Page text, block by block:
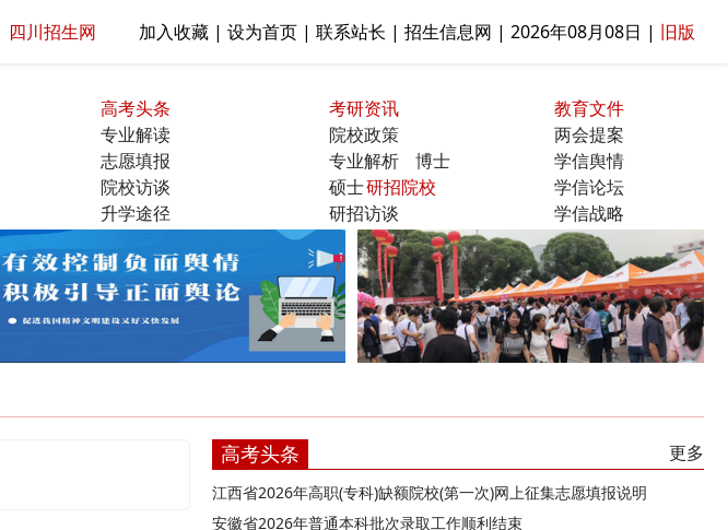
四川招生网 加入收藏 | 设为首页 | 联系站长 | 招生信息网 | 2026年08月08日 | 旧版
高考头条
专业解读
志愿填报
院校访谈
升学途径
考研资讯
院校政策
专业解析
博士
硕士研招院校
研招访谈
教育文件
两会提案
学信舆情
学信论坛
学信战略
曝光台
高考头条 更多
江西省2026年高职(专科)缺额院校(第一次)网上征集志愿填报说明
安徽省2026年普通本科批次录取工作顺利结束